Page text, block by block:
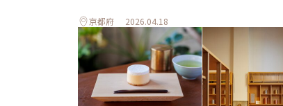
京都府 2026.04.18